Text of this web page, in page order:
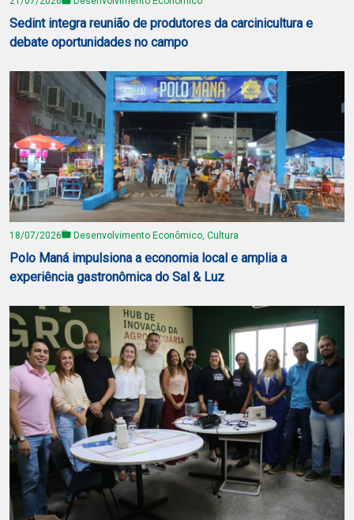
Sedint integra reunião de produtores da carcinicultura e
debate oportunidades no campo
18/07/2026 Desenvolvimento Econômico, Cultura
Polo Maná impulsiona a economia local e amplia a
experiência gastronômica do Sal & Luz